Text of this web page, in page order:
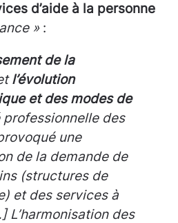
d’aide à la personne
»:
de la
l’évolution
et des modes de
professionnelle des
une
de la demande de
(structures de
et des services à
L’harmonisation des